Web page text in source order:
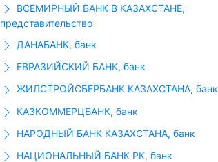
ВСЕМИРНЫЙ БАНК В КАЗАХСТАНЕ,
представительство
ДАНАБАНК, банк
ЕВРАЗИЙСКИЙ БАНК, банк
ЖИЛСТРОЙСБЕРБАНК КАЗАХСТАНА, банк
КАЗКОММЕРЦБАНК, банк
НАРОДНЫЙ БАНК КАЗАХСТАНА, банк
НАЦИОНАЛЬНЫЙ БАНК РК, банк